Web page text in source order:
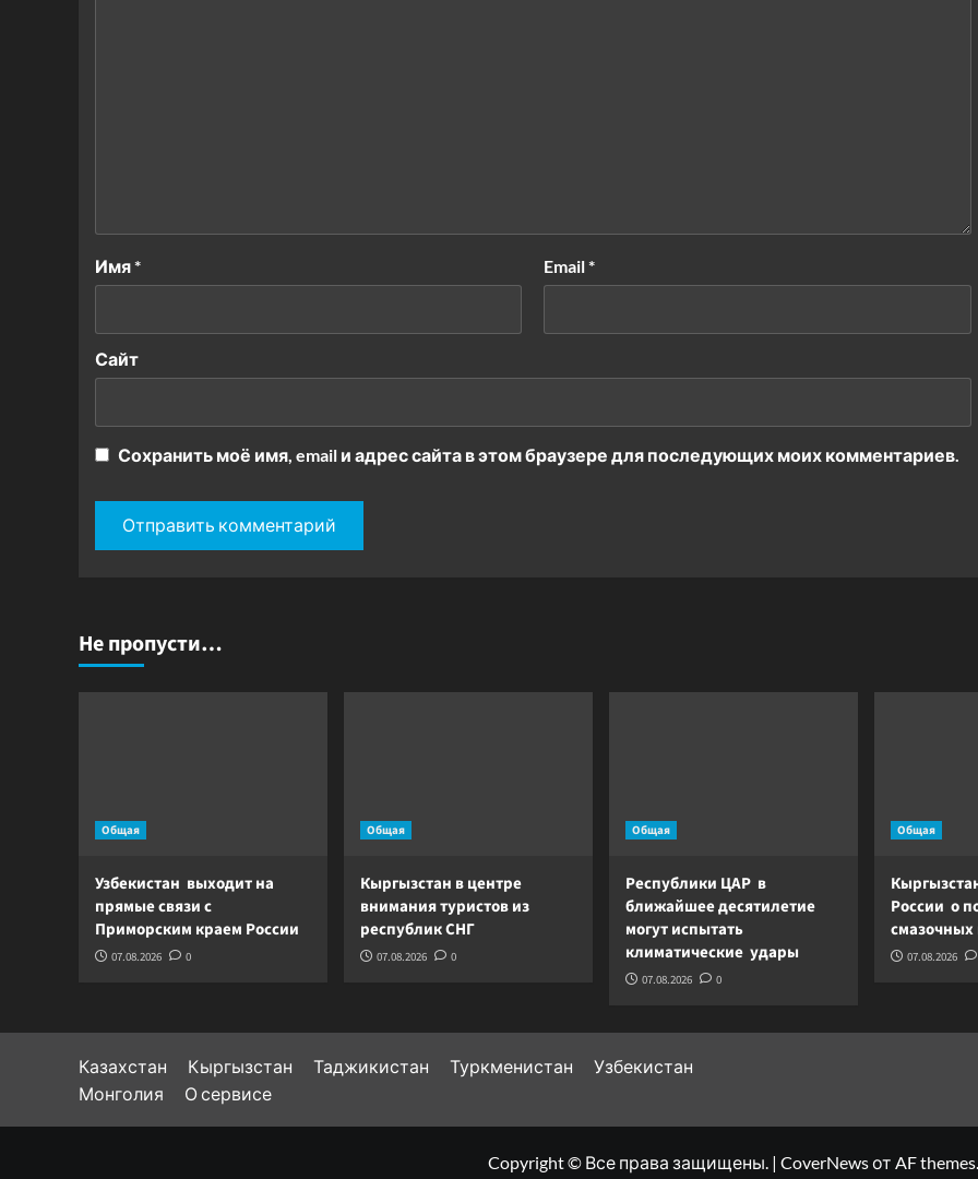
Имя* Email*
Сайт
Сохранить моё имя, email и адрес сайта в этом браузере для последующих моих комментариев.
Не пропусти…
Общая
Узбекистан выходит на
прямые связи с
Приморским краем России
07.08.2026 0
Общая
Кыргызстан в центре
внимания туристов из
республик СНГ
07.08.2026 0
Общая
Республики ЦАР в
ближайшее десятилетие
могут испытать
климатические удары
07.08.2026 0
Общая
России о
07.08.2026
Казахстан Кыргызстан Таджикистан Туркменистан
Узбекистан
Монголия
О сервисе
Copyright © Все права защищены. | CoverNewsот AF themes.